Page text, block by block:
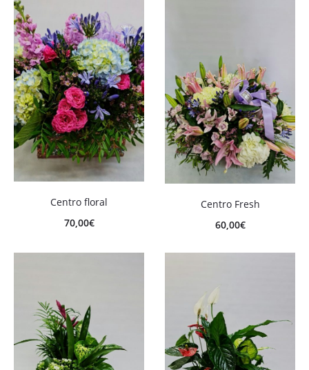
Centro floral
70,00€
Centro Fresh
60,00€